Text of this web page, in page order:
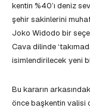
kentin %40’ı deniz
şehir sakinlerini
Joko Widodo bir
Cava dilinde
isimlendirilecek yeni
Bu kararın
önce başkentin valisi